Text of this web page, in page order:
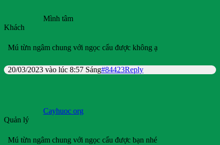
Mình tâm
Khách
Mú từn ngâm chung với ngọc cẩu được không ạ
20/03/2023 vào lúc 8:57 Sáng#84423Reply
Cayhuoc org
Quản lý
Mú từn ngâm chung với ngọc cẩu được bạn nhé